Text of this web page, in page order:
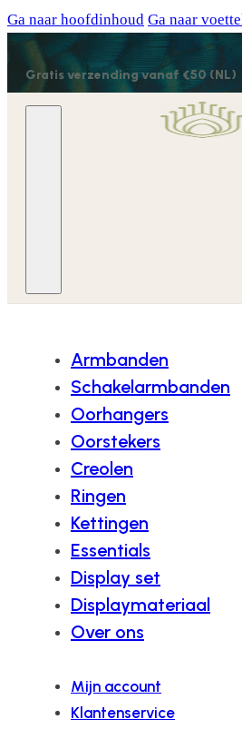
Ga naar hoofdinhoud Ga naar
Gratis verzending vanaf €50 (NL)
Armbanden
Schakelarmbanden
Oorhangers
Oorstekers
Creolen
Ringen
Kettingen
Essentials
Display set
Displaymateriaal
Over ons
Mijn account
Klantenservice